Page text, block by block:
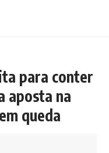
para conter
aposta na
queda